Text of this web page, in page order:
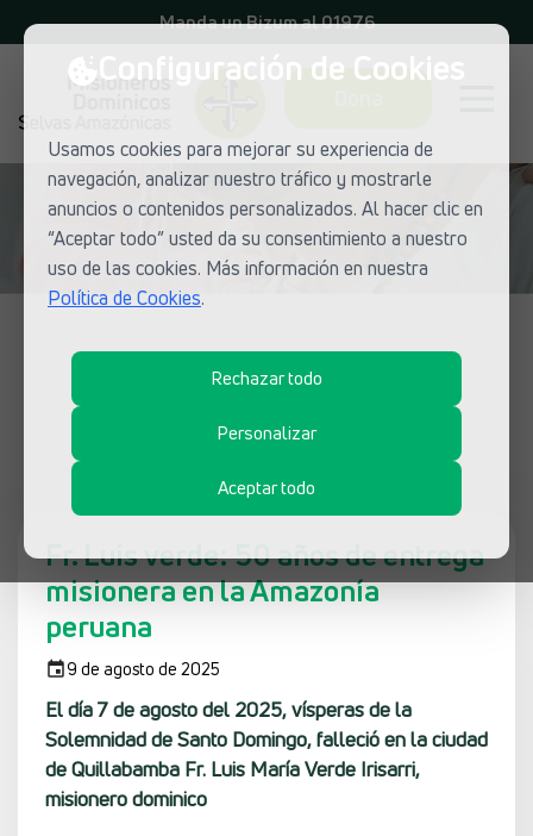
Configuración de Cookies
Usamos cookies para mejorar su experiencia de
navegación, analizar nuestro tráfico y mostrarle
anuncios o contenidos personalizados. Al hacer clic en
“Aceptar todo” usted da su consentimiento a nuestro
uso de las cookies. Más información en nuestra
Política de Cookies.
Rechazar todo
Personalizar
Aceptar todo
Manda un Bizum al 01976
¿Qué está pasando en las misiones
dominicas?
Fr. Luis verde: 50 años de entrega
misionera en la Amazonía
peruana
9 de agosto de 2025
El día 7 de agosto del 2025, vísperas de la
Solemnidad de Santo Domingo, falleció en la ciudad
de Quillabamba Fr. Luis María Verde Irisarri,
misionero dominico